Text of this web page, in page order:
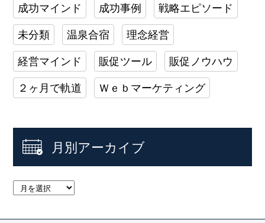
成功マインド 成功事例 戦略エピソード
未分類 温泉合宿 理念経営
経営マインド 販促ツール 販促ノウハウ
２ヶ月で軌道 Ｗｅｂマーケティング
月別アーカイブ